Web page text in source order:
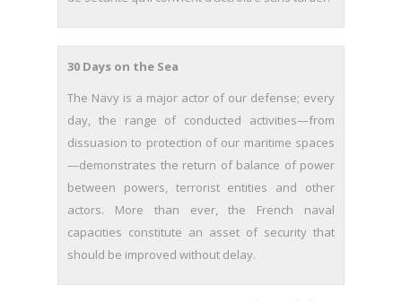
30 Days on the Sea
The Navy is a major actor of our defense; every
day, the range of conducted activities—from
dissuasion to protection of our maritime spaces
—demonstrates the return of balance of power
between powers, terrorist entities and other
actors. More than ever, the French naval
capacities constitute an asset of security that
should be improved without delay.